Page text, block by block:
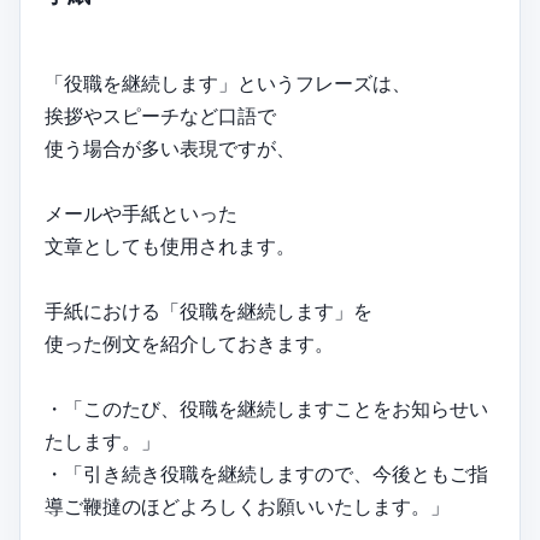
「役職を継続します」というフレーズは、
挨拶やスピーチなど口語で
使う場合が多い表現ですが、
メールや手紙といった
文章としても使用されます。
手紙における「役職を継続します」を
使った例文を紹介しておきます。
・「このたび、役職を継続しますことをお知らせい
たします。」
・「引き続き役職を継続しますので、今後ともご指
導ご鞭撻のほどよろしくお願いいたします。」